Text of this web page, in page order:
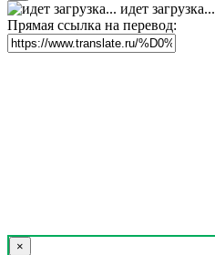
идет загрузка...
Прямая ссылка на перевод:
×